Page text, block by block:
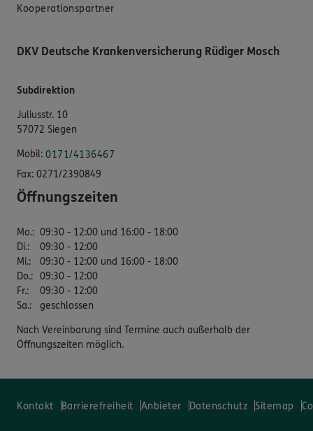
Kooperationspartner
DKV Deutsche Krankenversicherung Rüdiger Mosch
Subdirektion
Juliusstr. 10
57072 Siegen
Mobil: 0171/4136467
Fax: 0271/2390849
Öffnungszeiten
Mo.: 09:30 - 12:00 und 16:00 - 18:00
Di.:
09:30 - 12:00
Mi.:
09:30 - 12:00 und 16:00 - 18:00
Do.: 09:30 - 12:00
Fr.:
09:30 - 12:00
Sa.: geschlossen
Nach Vereinbarung sind Termine auch außerhalb der
Öffnungszeiten möglich.
Kontakt Barrierefreiheit Anbieter Datenschutz Sitemap